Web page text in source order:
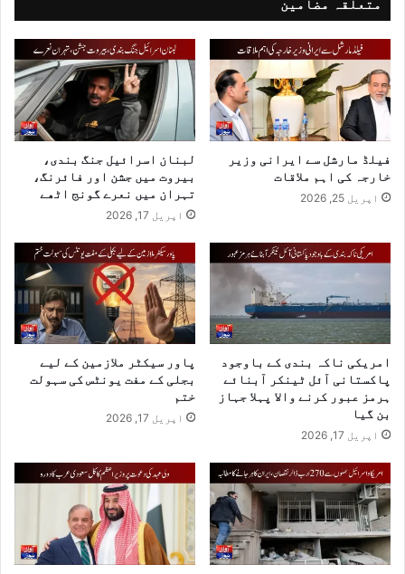
متعلقہ مضامین
فیلڈ مارشل سے ایرانی وزیر
خارجہ کی اہم ملاقات
اپریل 25, 2026
لبنان اسرائیل جنگ بندی،
بیروت میں جشن اور فائرنگ،
تہران میں نعرے گونج اٹھے
اپریل 17, 2026
امریکی ناکہ بندی کے باوجود
پاکستانی آئل ٹینکر آبنائے
ہرمز عبور کرنے والا پہلا جہاز
بن گیا
اپریل 17, 2026
پاور سیکٹر ملازمین کے لیے
بجلی کے مفت یونٹس کی سہولت
ختم
اپریل 17, 2026